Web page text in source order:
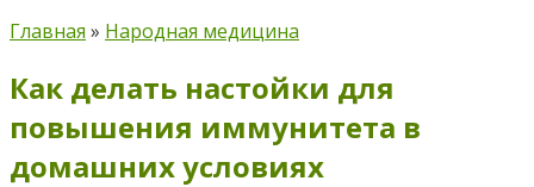
Главная » Народная медицина
Как делать настойки для
повышения иммунитета в
домашних условиях